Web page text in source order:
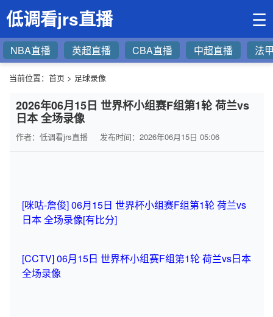
低调看jrs直播 ☰
NBA直播 英超直播 CBA直播 中超直播 法
当前位置： 首页 > 足球录像
2026年06月15日 世界杯小组赛F组第1轮 荷兰vs
日本 全场录像
作者：低调看jrs直播 发布时间：2026年06月15日 05:06
[咪咕-詹俊] 06月15日 世界杯小组赛F组第1轮 荷兰vs
日本 全场录像[有比分]
[CCTV] 06月15日 世界杯小组赛F组第1轮 荷兰vs日本
全场录像